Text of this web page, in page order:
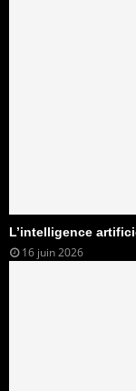
L’intelligence
16 juin 2026